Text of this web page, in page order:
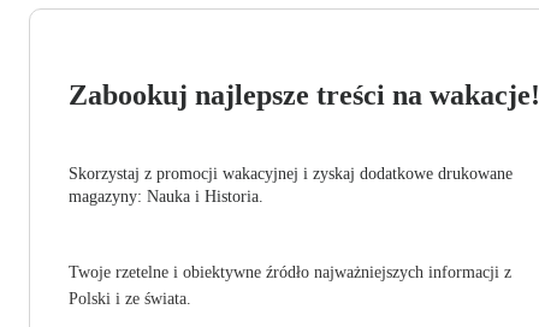
Zabookuj najlepsze treści na wakacje!
Skorzystaj z promocji wakacyjnej i zyskaj dodatkowe drukowane
magazyny: Nauka i Historia.
Twoje rzetelne i obiektywne źródło najważniejszych informacji z
Polski i ze świata.